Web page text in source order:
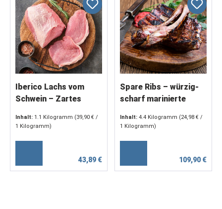
Iberico Lachs vom
Schwein – Zartes
Premium-Qualität
Inhalt: 1.1 Kilogramm (39,90 € /
1 Kilogramm)
43,89 €
Spare Ribs – würzig-
scharf marinierte
ofengegart (1 x 4400
Inhalt: 4.4 Kilogramm (24,98 € /
1 Kilogramm)
109,90 €